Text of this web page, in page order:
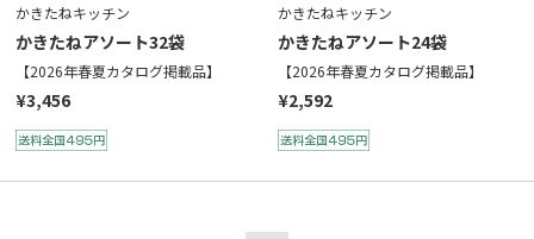
かきたねキッチン
かきたねアソート32袋
【2026年春夏カタログ掲載品】
¥3,456
かきたねキッチン
かきたねアソート24袋
【2026年春夏カタログ掲載品】
¥2,592